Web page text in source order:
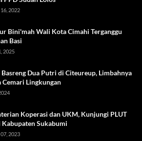
2022
Bini'mah Wali Kota Cimahi Terganggu
Basi
2025
Dua Putri di Citeureup, Limbahnya
Cemari Lingkungan
Koperasi dan UKM, Kunjungi PLUT
Sukabumi
2023